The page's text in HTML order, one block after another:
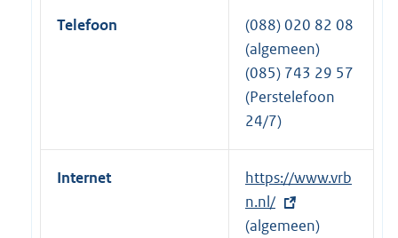
Telefoon
(088) 020 82 08
(algemeen)
(085) 743 29 57
(Perstelefoon
24/7)
Internet
E
x
t
https://www.vrb
n.nl/
(algemeen)